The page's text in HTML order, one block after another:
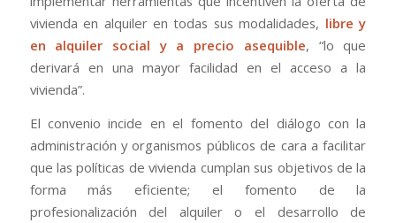
vivienda en alquiler en todas sus modalidades, libre y
en alquiler social y a precio asequible, “lo que
derivará en una mayor facilidad en el acceso a la
vivienda”.
El convenio incide en el fomento del diálogo con la
administración y organismos públicos de cara a facilitar
que las políticas de vivienda cumplan sus objetivos de la
forma más eficiente; el fomento de la
profesionalización del alquiler o el desarrollo de